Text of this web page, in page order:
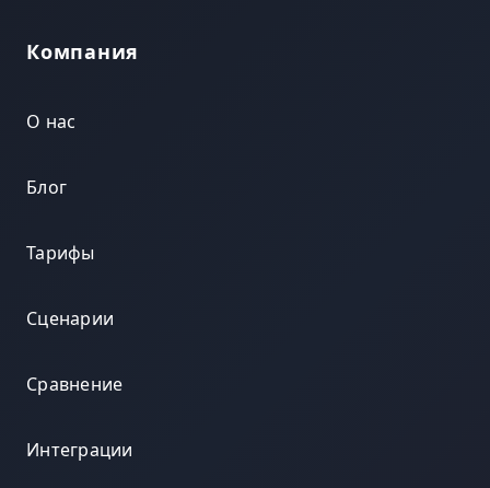
Компания
О нас
Блог
Тарифы
Сценарии
Сравнение
Интеграции